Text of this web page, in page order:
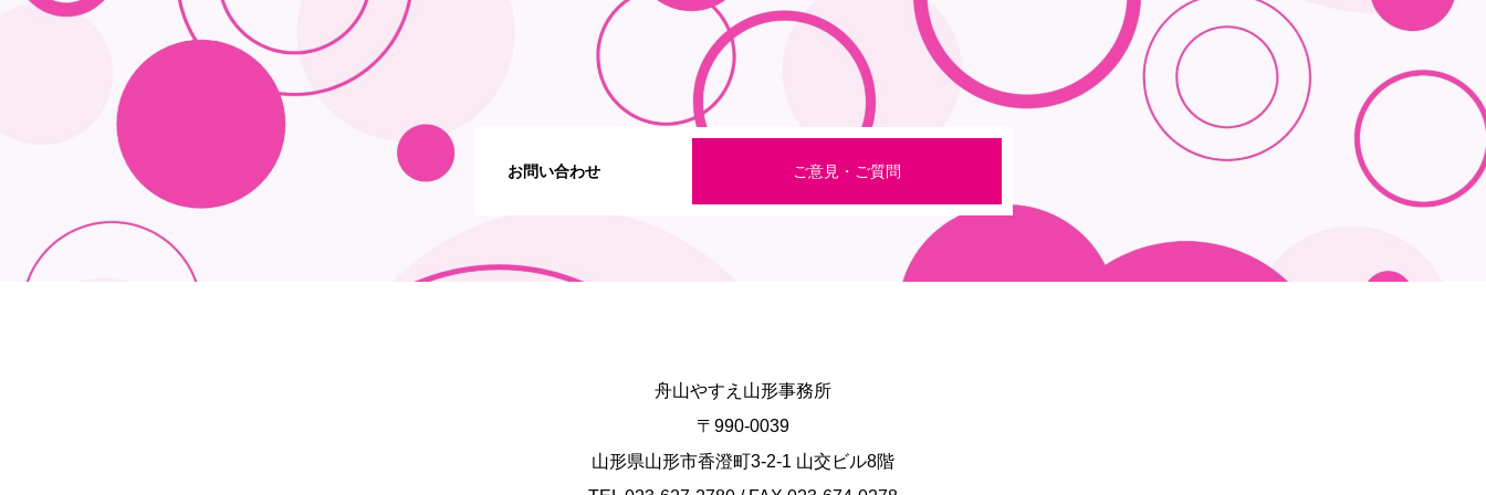
お問い合わせ ご意見・ご質問
舟山やすえ山形事務所
〒990-0039
山形県山形市香澄町3-2-1 山交ビル8階